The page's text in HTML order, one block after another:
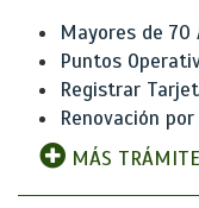
Mayores de 70
Puntos
Registrar
Renovación
MÁS